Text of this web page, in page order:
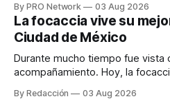
para los textos, alguien que
para encontrar prospectos, un
llamadas y mensajes, y —con
By PRO Network 03 Aug 2026
La focaccia vive su
Ciudad de México
Durante mucho tiempo fue vista
acompañamiento. Hoy, la
By Redacción 03 Aug 2026